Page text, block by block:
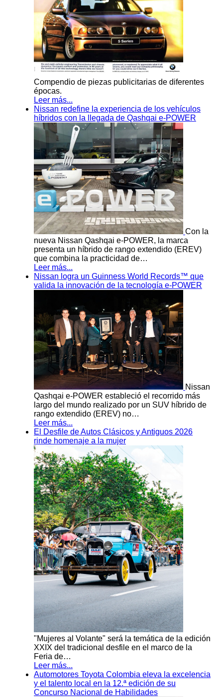
Compendio de piezas publicitarias de diferentes
épocas.
Leer más...
Nissan redefine la experiencia de los vehículos
híbridos con la llegada de Qashqai e-POWER
Con la
nueva Nissan Qashqai e-POWER, la marca
presenta un híbrido de rango extendido (EREV)
que combina la practicidad de…
Leer más...
Nissan logra un Guinness World Records™ que
valida la innovación de la tecnología e-POWER
Nissan
Qashqai e-POWER estableció el recorrido más
largo del mundo realizado por un SUV híbrido de
rango extendido (EREV) no…
Leer más...
El Desfile de Autos Clásicos y Antiguos 2026
rinde homenaje a la mujer
"Mujeres al Volante" será la temática de la edición
XXIX del tradicional desfile en el marco de la
Feria de…
Leer más...
Automotores Toyota Colombia eleva la excelencia
y el talento local en la 12.ª edición de su
Concurso Nacional de Habilidades